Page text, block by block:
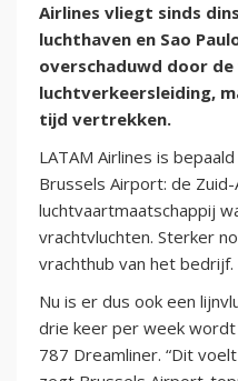
Airlines vliegt sinds
luchthaven en Sao
overschaduwd door
luchtverkeersleiding,
tijd vertrekken.
LATAM Airlines is
Brussels Airport: de Zuid-
luchtvaartmaatschappij
vrachtvluchten. Sterker
vrachthub van het bedrijf.
Nu is er dus ook een
drie keer per week
787 Dreamliner. “Dit